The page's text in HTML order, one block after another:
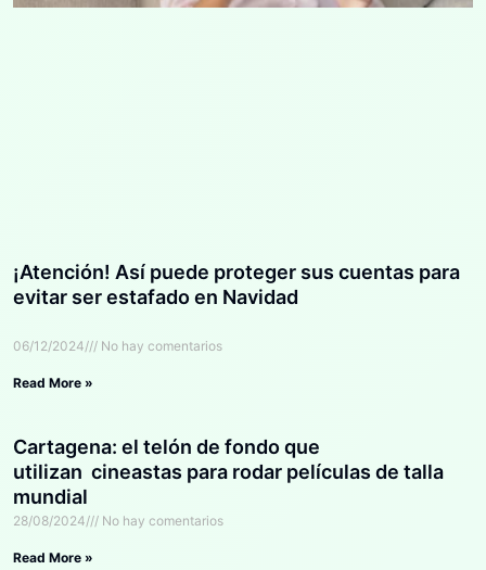
¡Atención! Así puede proteger sus cuentas para
evitar ser estafado en Navidad
06/12/2024 No hay comentarios
Read More »
Cartagena: el telón de fondo que
utilizan cineastas para rodar películas de talla
mundial
28/08/2024 No hay comentarios
Read More »